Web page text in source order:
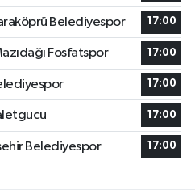
Belediyespor 17:00
Fosfatspor 17:00
17:00
17:00
Belediyespor 17:00